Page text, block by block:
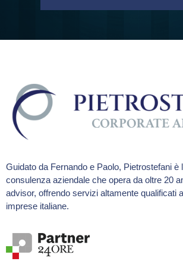
Guidato da Fernando e Paolo, Pietrostefani è
consulenza aziendale che opera da oltre 20
advisor, offrendo servizi altamente qualificati
imprese italiane.